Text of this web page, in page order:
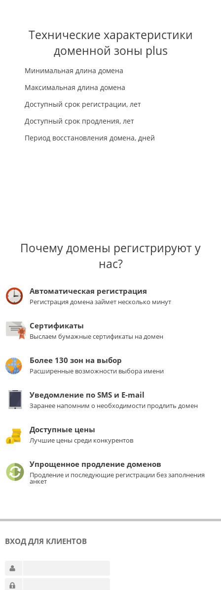
Технические характеристики
доменной зоны plus
Минимальная длина домена
Максимальная длина домена
Доступный срок регистрации, лет
Доступный срок продления, лет
Период восстановления домена, дней
Почему домены регистрируют у
нас?
Автоматическая регистрация
Регистрация домена займет несколько минут
Сертификаты
Выслаем бумажные сертификаты на домен
Более 130 зон на выбор
Расширенные возможности выбора имени
Уведомление по SMS и E-mail
Заранее напомним о необходимости продлить домен
Доступные цены
Лучшие цены среди конкурентов
Упрощенное продление доменов
Продление и последующие регистрации без заполнения
анкет
ВХОД ДЛЯ КЛИЕНТОВ